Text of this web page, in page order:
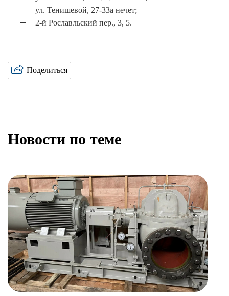
ул. Тенишевой, 27-33а нечет;
2-й Рославльский пер., 3, 5.
Поделиться
Новости по теме